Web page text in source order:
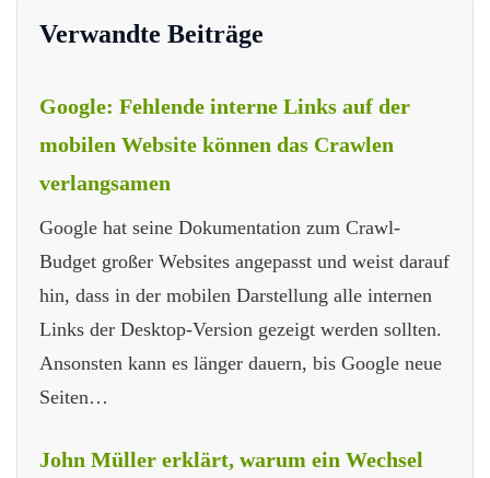
Verwandte Beiträge
Google: Fehlende interne Links auf der
mobilen Website können das Crawlen
verlangsamen
Google hat seine Dokumentation zum Crawl-
Budget großer Websites angepasst und weist darauf
hin, dass in der mobilen Darstellung alle internen
Links der Desktop-Version gezeigt werden sollten.
Ansonsten kann es länger dauern, bis Google neue
Seiten…
John Müller erklärt, warum ein Wechsel